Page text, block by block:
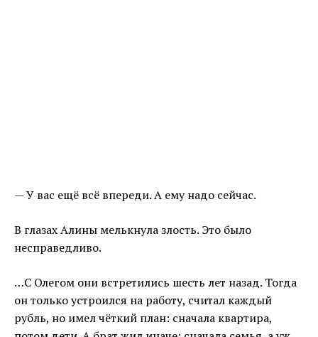
— У вас ещё всё впереди. А ему надо сейчас.
В глазах Алины мелькнула злость. Это было
несправедливо.
…С Олегом они встретились шесть лет назад. Тогда
он только устроился на работу, считал каждый
рубль, но имел чёткий план: сначала квартира,